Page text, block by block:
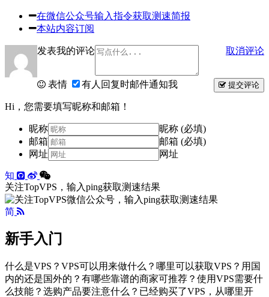
在微信公众号输入指令获取测速简报
本站内容订阅
发表我的评论 取消评论
提交评论
表情 有人回复时邮件通知我
Hi，您需要填写昵称和邮箱！
昵称
昵称 (必填)
邮箱
邮箱 (必填)
网址
网址
知
关注TopVPS，输入ping获取测速结果
简
新手入门
什么是VPS？VPS可以用来做什么？哪里可以获取VPS？用国
内的还是国外的？有哪些靠谱的商家可推荐？使用VPS需要什
么技能？选购产品要注意什么？已经购买了VPS，从哪里开